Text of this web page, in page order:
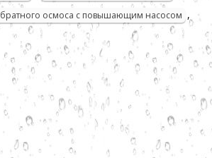
осмоса с повышающим насосом ,